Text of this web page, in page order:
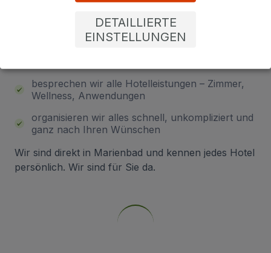
Hinterlassen Sie Ihre Telefonnummer – wir rufen
Sie gerne zurück und gemeinsam:
besprechen wir alle Hotelleistungen – Zimmer,
Wellness, Anwendungen
organisieren wir alles schnell, unkompliziert und
ganz nach Ihren Wünschen
Wir sind direkt in Marienbad und kennen jedes Hotel
persönlich. Wir sind für Sie da.
DETAILLIERTE
EINSTELLUNGEN